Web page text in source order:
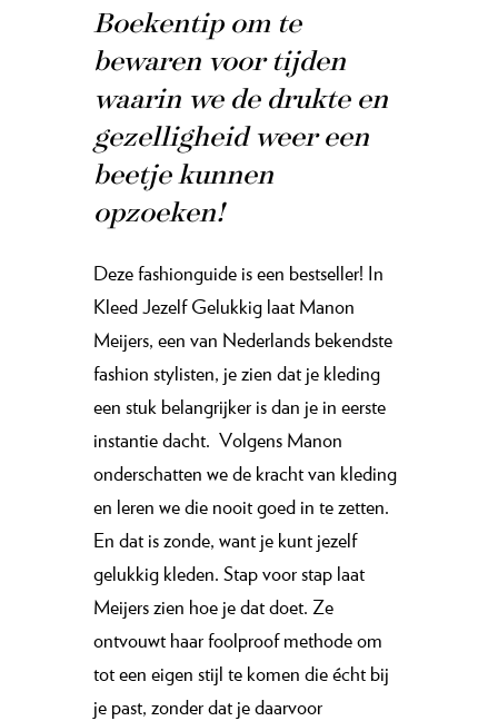
Boekentip om te
bewaren voor tijden
waarin we de drukte en
gezelligheid weer een
beetje kunnen
opzoeken!
Deze fashionguide is een bestseller!⁠ In
Kleed Jezelf Gelukkig laat Manon
Meijers, een van Nederlands bekendste
fashion stylisten, je zien dat je kleding
een stuk belangrijker is dan je in eerste
instantie dacht. ⁠ Volgens Manon
onderschatten we de kracht van kleding
en leren we die nooit goed in te zetten.
En dat is zonde, want je kunt jezelf
gelukkig kleden. ⁠Stap voor stap laat
Meijers zien hoe je dat doet. Ze
ontvouwt haar foolproof methode om
tot een eigen stijl te komen die écht bij
je past, zonder dat je daarvoor